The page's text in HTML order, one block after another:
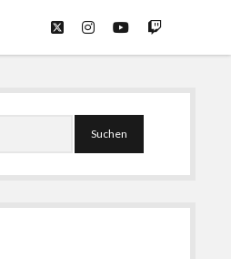
twitterinstagram
youtubetwitch